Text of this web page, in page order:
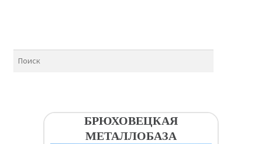
БРЮХОВЕЦКАЯ
МЕТАЛЛОБАЗА